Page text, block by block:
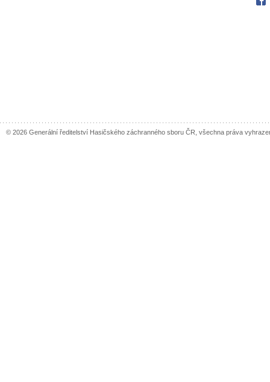
© 2026 Generální ředitelství Hasičského záchranného sboru ČR, všechna práva